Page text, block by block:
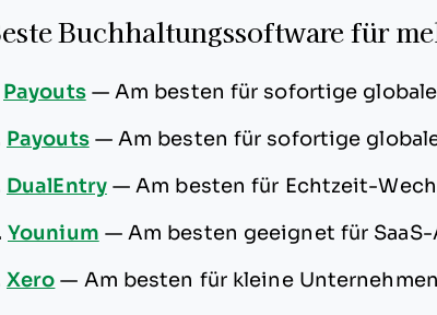
Buchhaltungssoftware für
Payouts — Am besten für sofortige
Payouts — Am besten für sofortige
DualEntry —Am besten für Echtzeit-
Younium — Am besten geeignet für
Xero — Am besten für kleine Unternehmen